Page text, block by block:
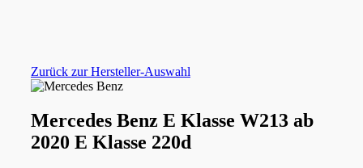
Zurück zur Hersteller-Auswahl
Mercedes Benz E Klasse W213 ab
2020 E Klasse 220d